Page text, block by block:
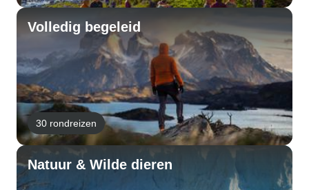
Volledig begeleid
30 rondreizen
Natuur & Wilde dieren